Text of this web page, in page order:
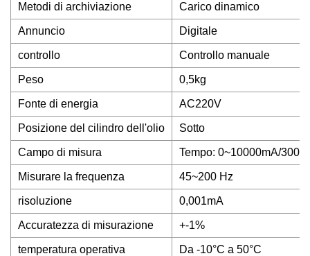
Metodi di archiviazione Carico dinamico
Annuncio Digitale
controllo Controllo manuale
Peso 0,5kg
Fonte di energia AC220V
Posizione del cilindro dell'olio Sotto
Campo di misura Tempo: 0~10000mA/
Misurare la frequenza 45~200 Hz
risoluzione 0,001mA
Accuratezza di misurazione +-1%
temperatura operativa Da -10°C a 50°C